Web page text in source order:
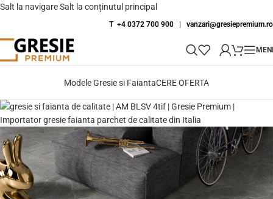
Salt la navigareSalt la conținutul principal
T +4 0372 700 900 | vanzari@gresiepremium.ro
Modele Gresie si FaiantaCERE OFERTA